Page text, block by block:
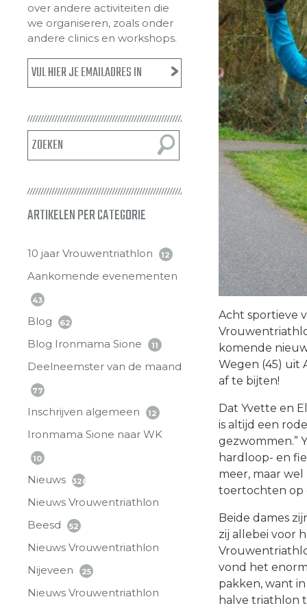
over andere activiteiten die
we organiseren, zoals onder
andere clinics en workshops.
ARTIKELEN PER CATEGORIE
10 jaar Vrouwentriathlon 12
Aankomende evenementen
43
Blog 62
Blog Ironmama Sione 11
Deelneemster van de maand
77
Inschrijven algemeen 12
Ironmama Sione naar WK
10
Nieuws 328
Nieuws Vrouwentriathlon
Beesd
52
Nieuws Vrouwentriathlon
Nijeveen
25
Nieuws Vrouwentriathlon
Acht sportieve
komende
Wegen (45) uit
af te bijten!
Dat Yvette en
is altijd een
gezwommen.”
hardloop- en
meer, maar
toertochten op
Beide dames
zij allebei voor
vond het
pakken, want
halve triathlon